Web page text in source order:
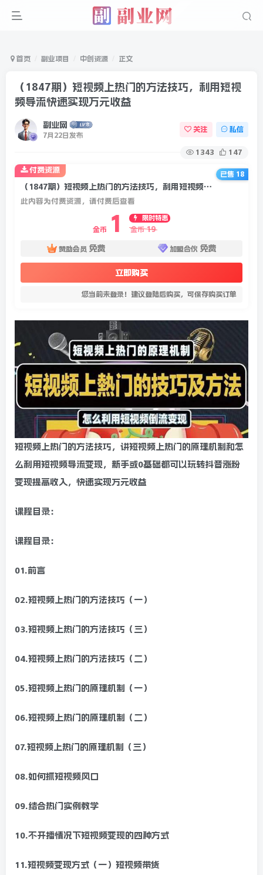
首页 副业项目 中创资源 正文
（1847期）短视频上热门的方法技巧，利用短视
频导流快速实现万元收益
副业网
7月22日发布
关注 私信
1343 147
（1847期）短视频上热门的方法技巧，利用短视频导流快速实现万元收益
此内容为付费资源，请付费后查看
金币 1
限时特惠
金币 19
赞助会员 免费 加盟合伙 免费
立即购买
您当前未登录！建议登陆后购买，可保存购买订单
付费资源
已售 18
短视频上热门的方法技巧，讲短视频上热门的原理机制和怎
么利用短视频导流变现，新手或0基础都可以玩转抖音涨粉
变现提高收入，快速实现万元收益
课程目录：
课程目录：
01.前言
02.短视频上热门的方法技巧（一）
03.短视频上热门的方法技巧（三）
04.短视频上热门的方法技巧（二）
05.短视频上热门的原理机制（一）
06.短视频上热门的原理机制（二）
07.短视频上热门的原理机制（三）
08.如何抓短视频风口
09.结合热门实例教学
10.不开播情况下短视频变现的四种方式
11.短视频变现方式（一）短视频带货